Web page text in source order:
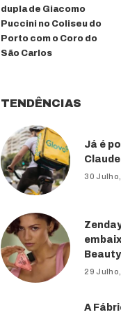
dupla de Giacomo
Puccini no Coliseu do
Porto com o Coro do
São Carlos
TENDÊNCIAS
Já é
30
Beauty
29
A